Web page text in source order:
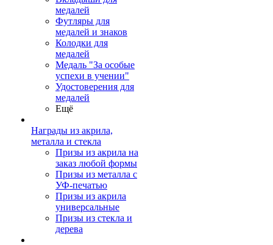
медалей
Футляры для
медалей и знаков
Колодки для
медалей
Медаль "За особые
успехи в учении"
Удостоверения для
медалей
Ещё
Награды из акрила,
металла и стекла
Призы из акрила на
заказ любой формы
Призы из металла с
УФ-печатью
Призы из акрила
универсальные
Призы из стекла и
дерева